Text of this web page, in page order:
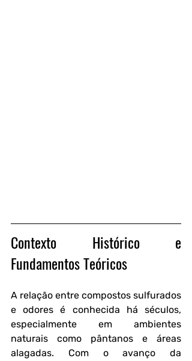
Contexto Histórico e
Fundamentos Teóricos
A relação entre compostos sulfurados
e odores é conhecida há séculos,
especialmente em ambientes
naturais como pântanos e áreas
alagadas. Com o avanço da